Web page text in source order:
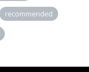
recommended